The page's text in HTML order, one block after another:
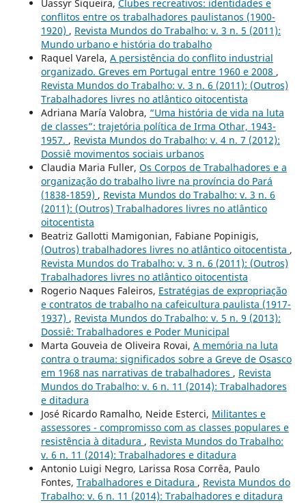
Uassyr Siqueira, Clubes recreativos: identidades e
conflitos entre os trabalhadores paulistanos (1900-
1920) , Revista Mundos do Trabalho: v. 3 n. 5 (2011):
Mundo urbano e história do trabalho
Raquel Varela, A persistência do conflito industrial
organizado. Greves em Portugal entre 1960 e 2008 ,
Revista Mundos do Trabalho: v. 3 n. 6 (2011): (Outros)
Trabalhadores livres no atlântico oitocentista
Adriana María Valobra, “Uma história de vida na luta
de classes”: trajetória política de Irma Othar, 1943-
1957. , Revista Mundos do Trabalho: v. 4 n. 7 (2012):
Dossiê movimentos sociais urbanos
Claudia Maria Fuller, Os Corpos de Trabalhadores e a
organização do trabalho livre na província do Pará
(1838-1859) , Revista Mundos do Trabalho: v. 3 n. 6
(2011): (Outros) Trabalhadores livres no atlântico
oitocentista
Beatriz Gallotti Mamigonian, Fabiane Popinigis,
(Outros) trabalhadores livres no atlântico oitocentista ,
Revista Mundos do Trabalho: v. 3 n. 6 (2011): (Outros)
Trabalhadores livres no atlântico oitocentista
Rogerio Naques Faleiros, Estratégias de expropriação
e contratos de trabalho na cafeicultura paulista (1917-
1937) , Revista Mundos do Trabalho: v. 5 n. 9 (2013):
Dossiê: Trabalhadores e Poder Municipal
Marta Gouveia de Oliveira Rovai, A memória na luta
contra o trauma: significados sobre a Greve de Osasco
em 1968 nas narrativas de trabalhadores , Revista
Mundos do Trabalho: v. 6 n. 11 (2014): Trabalhadores
e ditadura
José Ricardo Ramalho, Neide Esterci, Militantes e
assessores - compromisso com as classes populares e
resistência à ditadura , Revista Mundos do Trabalho:
v. 6 n. 11 (2014): Trabalhadores e ditadura
Antonio Luigi Negro, Larissa Rosa Corrêa, Paulo
Fontes, Trabalhadores e Ditadura , Revista Mundos do
Trabalho: v. 6 n. 11 (2014): Trabalhadores e ditadura